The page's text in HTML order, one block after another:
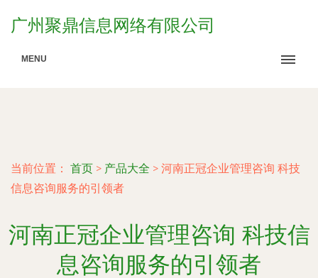
广州聚鼎信息网络有限公司
MENU
当前位置： 首页 > 产品大全 > 河南正冠企业管理咨询 科技
信息咨询服务的引领者
河南正冠企业管理咨询 科技信
息咨询服务的引领者